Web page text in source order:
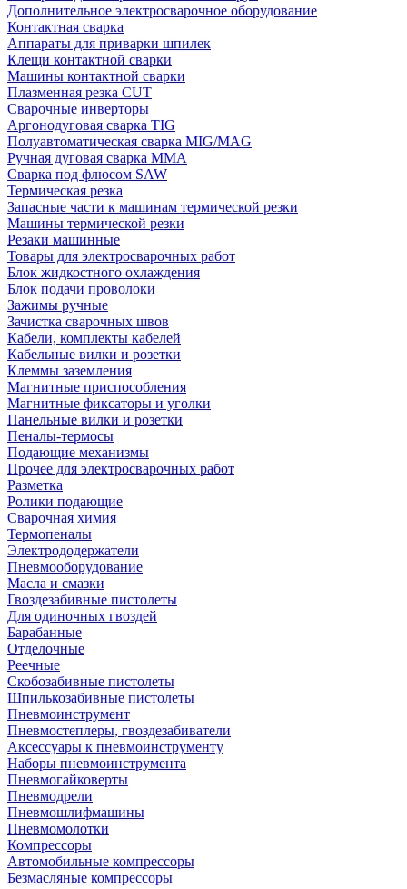
Дополнительное электросварочное оборудование
Контактная сварка
Аппараты для приварки шпилек
Клещи контактной сварки
Машины контактной сварки
Плазменная резка CUT
Сварочные инверторы
Аргонодуговая сварка TIG
Полуавтоматическая сварка MIG/MAG
Ручная дуговая сварка MMA
Сварка под флюсом SAW
Термическая резка
Запасные части к машинам термической резки
Машины термической резки
Резаки машинные
Товары для электросварочных работ
Блок жидкостного охлаждения
Блок подачи проволоки
Зажимы ручные
Зачистка сварочных швов
Кабели, комплекты кабелей
Кабельные вилки и розетки
Клеммы заземления
Магнитные приспособления
Магнитные фиксаторы и уголки
Панельные вилки и розетки
Пеналы-термосы
Подающие механизмы
Прочее для электросварочных работ
Разметка
Ролики подающие
Сварочная химия
Термопеналы
Электрододержатели
Пневмооборудование
Масла и смазки
Гвоздезабивные пистолеты
Для одиночных гвоздей
Барабанные
Отделочные
Реечные
Скобозабивные пистолеты
Шпилькозабивные пистолеты
Пневмоинструмент
Пневмостеплеры, гвоздезабиватели
Аксессуары к пневмоинструменту
Наборы пневмоинструмента
Пневмогайковерты
Пневмодрели
Пневмошлифмашины
Пневмомолотки
Компрессоры
Автомобильные компрессоры
Безмасляные компрессоры